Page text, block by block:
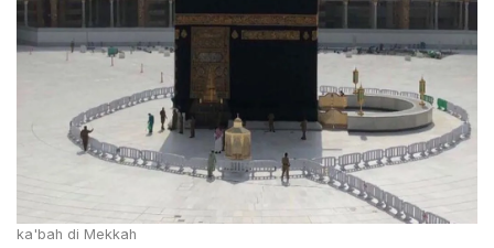
ka'bah di Mekkah